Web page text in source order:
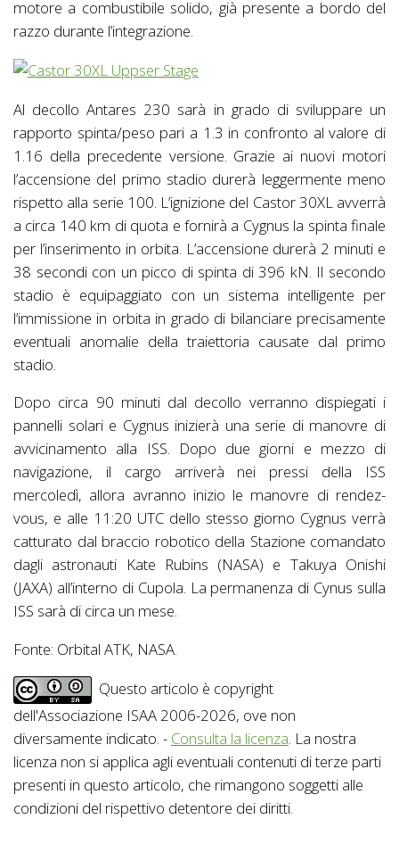
motore a combustibile solido, già presente a bordo del
razzo durante l’integrazione.
Al decollo Antares 230 sarà in grado di sviluppare un
rapporto spinta/peso pari a 1.3 in confronto al valore di
1.16 della precedente versione. Grazie ai nuovi motori
l’accensione del primo stadio durerà leggermente meno
rispetto alla serie 100. L’ignizione del Castor 30XL avverrà
a circa 140 km di quota e fornirà a Cygnus la spinta finale
per l’inserimento in orbita. L’accensione durerà 2 minuti e
38 secondi con un picco di spinta di 396 kN. Il secondo
stadio è equipaggiato con un sistema intelligente per
l’immissione in orbita in grado di bilanciare precisamente
eventuali anomalie della traiettoria causate dal primo
stadio.
Dopo circa 90 minuti dal decollo verranno dispiegati i
pannelli solari e Cygnus inizierà una serie di manovre di
avvicinamento alla ISS. Dopo due giorni e mezzo di
navigazione, il cargo arriverà nei pressi della ISS
mercoledì, allora avranno inizio le manovre di rendez-
vous, e alle 11:20 UTC dello stesso giorno Cygnus verrà
catturato dal braccio robotico della Stazione comandato
dagli astronauti Kate Rubins (NASA) e Takuya Onishi
(JAXA) all’interno di Cupola. La permanenza di Cynus sulla
ISS sarà di circa un mese.
Fonte: Orbital ATK, NASA.
Questo articolo è copyright
dell'Associazione ISAA 2006-2026, ove non
diversamente indicato. - Consulta la licenza. La nostra
licenza non si applica agli eventuali contenuti di terze parti
presenti in questo articolo, che rimangono soggetti alle
condizioni del rispettivo detentore dei diritti.